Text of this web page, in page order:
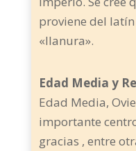
proviene del
«llanura».
Edad Media y
Edad Media,
importante
gracias , entre